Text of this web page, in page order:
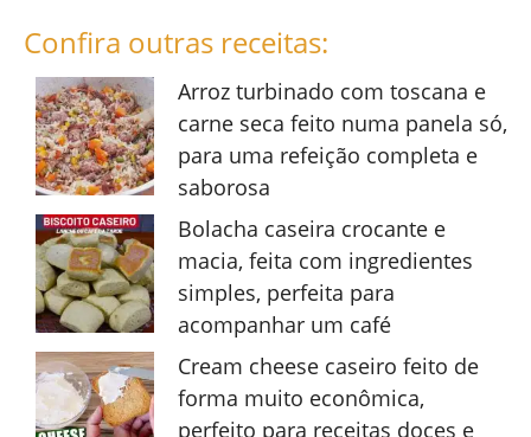
Confira outras receitas:
Arroz turbinado com toscana e
carne seca feito numa panela só,
para uma refeição completa e
saborosa
Bolacha caseira crocante e
macia, feita com ingredientes
simples, perfeita para
acompanhar um café
Cream cheese caseiro feito de
forma muito econômica,
perfeito para receitas doces e